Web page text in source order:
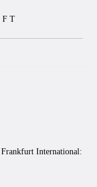
International: